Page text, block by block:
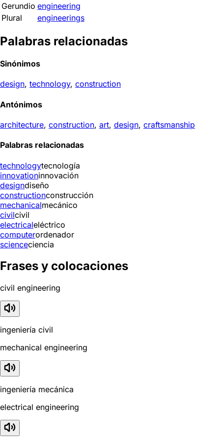
Gerundio engineering
Plural
engineerings
Palabras relacionadas
Sinónimos
design, technology, construction
Antónimos
architecture, construction, art, design, craftsmanship
Palabras relacionadas
technologytecnología
innovationinnovación
designdiseño
constructionconstrucción
mechanicalmecánico
civilcivil
electricaleléctrico
computerordenador
scienceciencia
Frases y colocaciones
civil engineering
ingeniería civil
mechanical engineering
ingeniería mecánica
electrical engineering